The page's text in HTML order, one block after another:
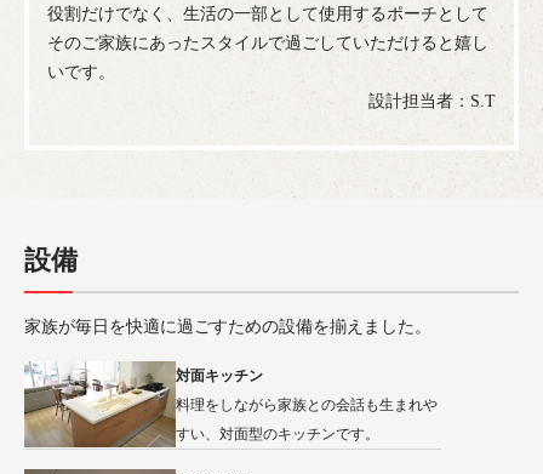
役割だけでなく、生活の一部として使用するポーチとして
そのご家族にあったスタイルで過ごしていただけると嬉し
いです。
設計担当者：S.T
設備
家族が毎日を快適に過ごすための設備を揃えました。
対面キッチン
料理をしながら家族との会話も生まれや
すい、対面型のキッチンです。